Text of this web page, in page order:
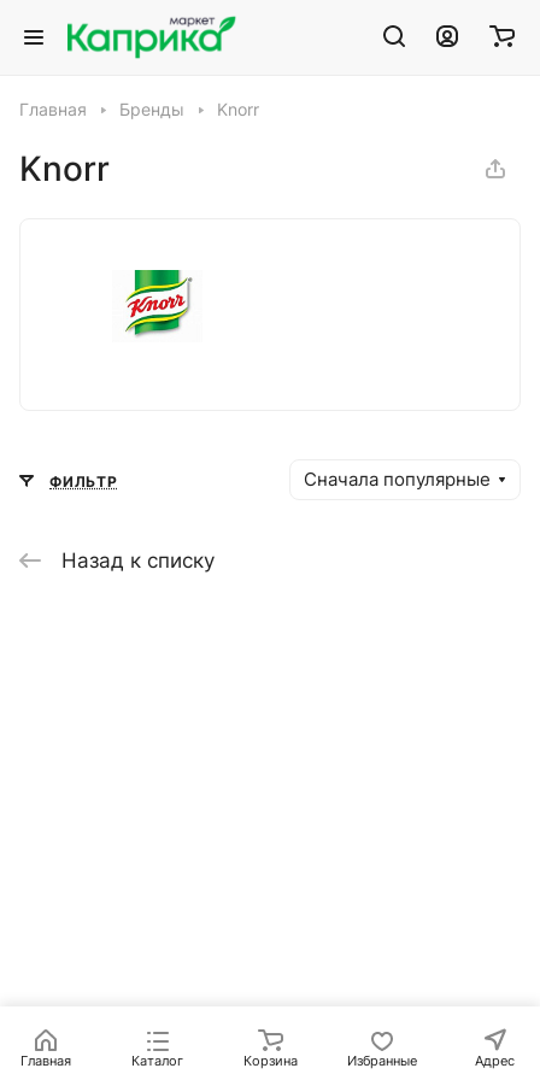
Главная Бренды Knorr
Knorr
ФИЛЬТР Сначала популярные
Назад к списку
Главная Каталог Корзина Избранные Адрес